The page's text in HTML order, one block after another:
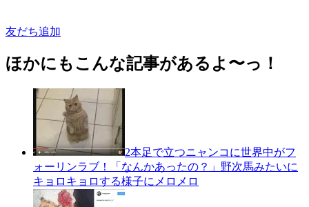
友だち追加
ほかにもこんな記事があるよ〜っ！
2本足で立つニャンコに世界中がフ
ォーリンラブ！「なんかあったの？」野次馬みたいに
キョロキョロする様子にメロメロ